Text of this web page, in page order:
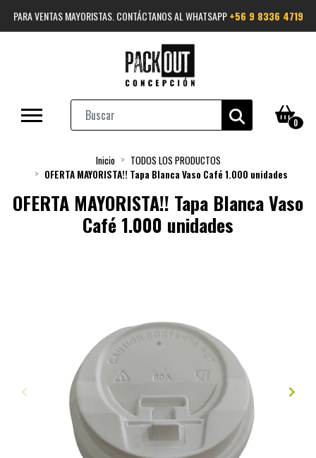
PARA VENTAS MAYORISTAS. CONTÁCTANOS AL WHATSAPP+56 9 8336 4719
0
Inicio
TODOS LOS PRODUCTOS
OFERTA MAYORISTA!! Tapa Blanca Vaso Café 1.000 unidades
OFERTA MAYORISTA!! Tapa Blanca Vaso
Café 1.000 unidades